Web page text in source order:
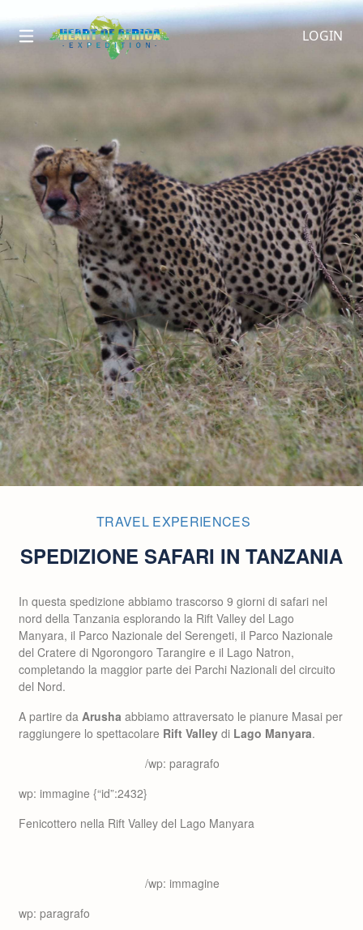
LOGIN
TRAVEL EXPERIENCES
SPEDIZIONE SAFARI IN TANZANIA
In questa spedizione abbiamo trascorso 9 giorni di safari nel
nord della Tanzania esplorando la Rift Valley del Lago
Manyara, il Parco Nazionale del Serengeti, il Parco Nazionale
del Cratere di Ngorongoro Tarangire e il Lago Natron,
completando la maggior parte dei Parchi Nazionali del circuito
del Nord.
A partire da Arusha abbiamo attraversato le pianure Masai per
raggiungere lo spettacolare Rift Valley di Lago Manyara.
/wp: paragrafo
wp: immagine {“id”:2432}
Fenicottero nella Rift Valley del Lago Manyara
/wp: immagine
wp: paragrafo